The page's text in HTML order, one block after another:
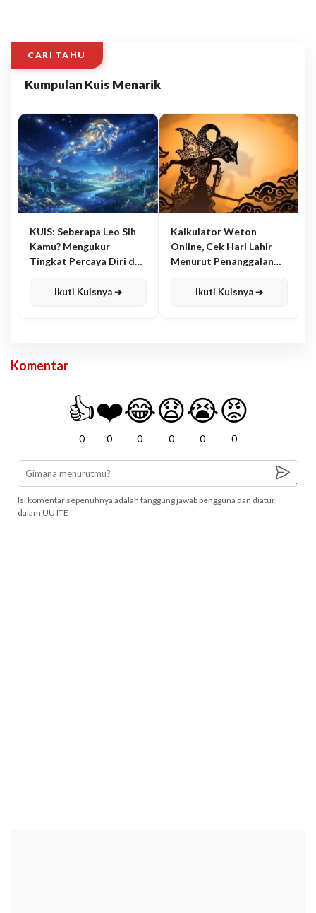
CARI TAHU
Kumpulan Kuis Menarik
KUIS: Seberapa Leo Sih
Kamu? Mengukur
Tingkat Percaya Diri dan
Ikuti Kuisnya ➔
Kalkulator Weton
Online, Cek Hari Lahir
Menurut Penanggalan
Ikuti Kuisnya ➔
Komentar
👍
0
❤️
0
😂
0
😧
0
😭
0
😡
0
Isi komentar sepenuhnya adalah tanggung jawab pengguna dan diatur
dalam UU ITE